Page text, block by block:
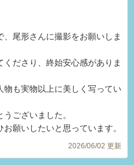
尾形さんに撮影をお願いしま
ださり、終始安心感がありま
物も実物以上に美しく写ってい
ございました。
願いしたいと思っています。
2026/06/02 更新